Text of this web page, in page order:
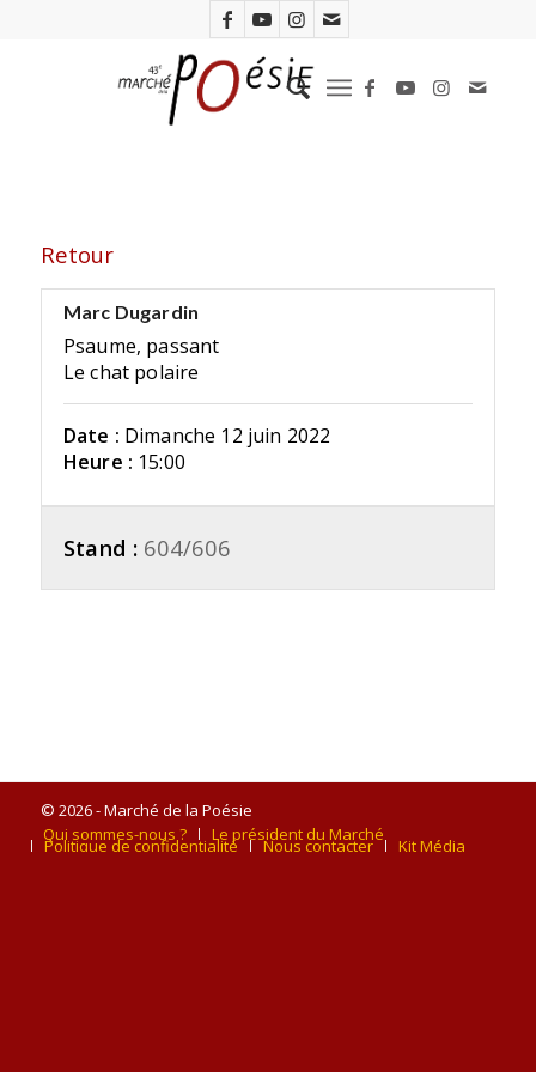
Retour
Marc Dugardin
Psaume, passant
Le chat polaire
Date : Dimanche 12 juin 2022
Heure : 15:00
Stand : 604/606
© 2026 - Marché de la Poésie
Qui sommes-nous ?
Le président du Marché
Politique de confidentialité Nous contacter Kit Média